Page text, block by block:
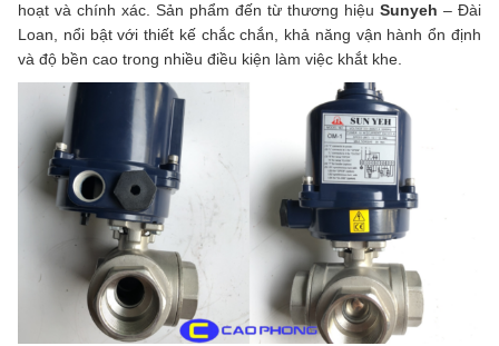
hoạt và chính xác. Sản phẩm đến từ thương hiệu Sunyeh – Đài
Loan, nổi bật với thiết kế chắc chắn, khả năng vận hành ổn định
và độ bền cao trong nhiều điều kiện làm việc khắt khe.